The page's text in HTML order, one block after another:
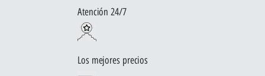
Atención 24/7
Los mejores precios